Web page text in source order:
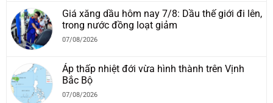
Giá xăng dầu hôm nay 7/8: Dầu thế giới đi lên,
trong nước đồng loạt giảm
07/08/2026
Áp thấp nhiệt đới vừa hình thành trên Vịnh
Bắc Bộ
07/08/2026